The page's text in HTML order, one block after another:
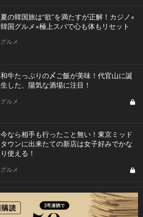
夏の韓国旅は“欲”を満たすが正解！カジノ×
韓国グルメ×極上スパで心も体もリセット
グルメ
和牛たっぷりの〆ご飯が美味！代官山に誕
生した、陽気な酒場に注目！
グルメ
今なら相手も行ったこと無い！東京ミッド
タウンに出来たての新店は女子好みでかな
り使える！
グルメ